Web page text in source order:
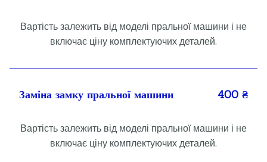
Вартість залежить від моделі пральної машини і не
включає ціну комплектуючих деталей.
Заміна замку пральної машини 400 ₴
Вартість залежить від моделі пральної машини і не
включає ціну комплектуючих деталей.